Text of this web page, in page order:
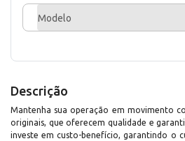
Modelo
Descrição
Mantenha sua operação em movimento
originais, que oferecem qualidade e
investe em custo-benefício, garantindo o